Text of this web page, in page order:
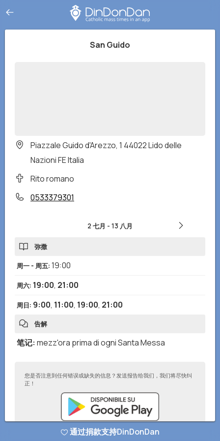
San Guido
Piazzale Guido d'Arezzo, 1 44022 Lido delle
Nazioni FE Italia
Rito romano
0533379301
2 七月 - 13 八月
弥撒
周一 - 周五: 19:00
周六: 19:00, 21:00
周日: 9:00, 11:00, 19:00, 21:00
告解
笔记: mezz'ora prima di ogni Santa Messa
您是否注意到任何错误或缺失的信息？发送报告给我们，我们将尽快纠
正！
通过捐款支持DinDonDan